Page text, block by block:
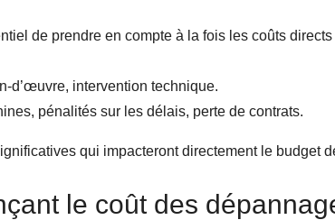
de prendre en compte à la fois les coûts
d’œuvre, intervention technique.
pénalités sur les délais, perte de contrats.
qui impacteront directement le budget
le coût des